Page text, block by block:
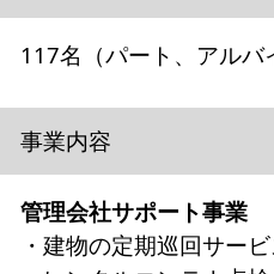
117名（パート、アルバ
事業内容
管理会社サポート事業
・建物の定期巡回サー